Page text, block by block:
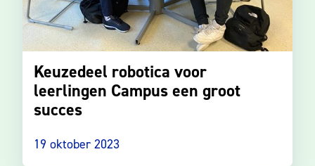
Keuzedeel robotica voor
leerlingen Campus een groot
succes
19 oktober 2023